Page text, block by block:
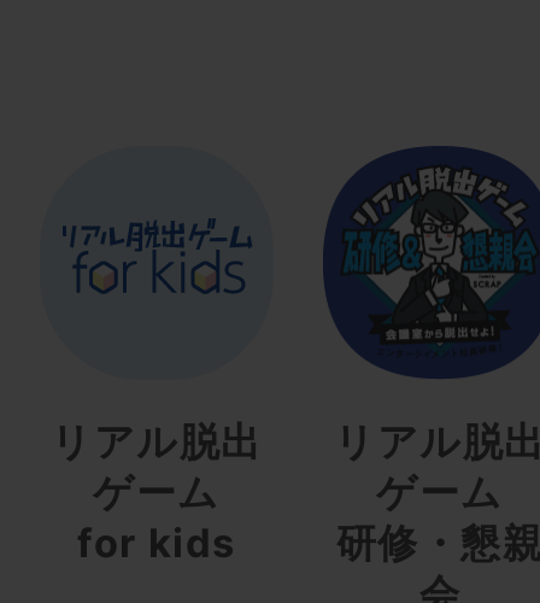
リアル脱出
ゲーム
for kids
リアル脱
ゲーム
研修・懇
会